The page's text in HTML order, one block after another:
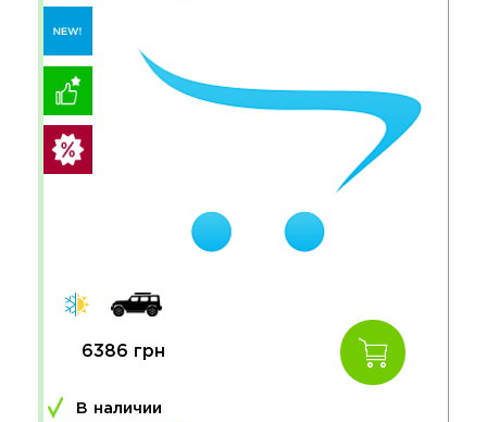
6386 грн
В наличии